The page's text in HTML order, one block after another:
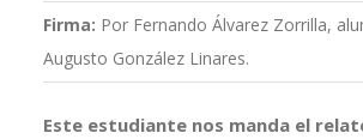
Firma: Por Fernando Álvarez Zorrilla,
Augusto González Linares.
Este estudiante nos manda el